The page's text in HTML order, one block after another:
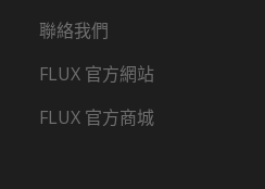
聯絡我們
FLUX 官方網站
FLUX 官方商城